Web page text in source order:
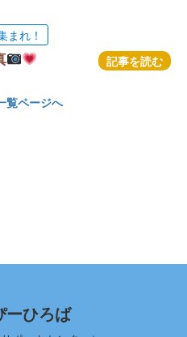
まれ！
記事を読む
覧ページへ
ーひろば